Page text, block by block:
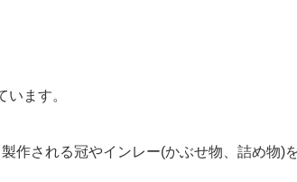
ます。
される冠やインレー(かぶせ物、詰め物)